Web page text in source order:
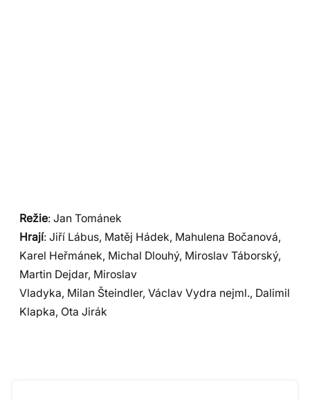
Režie: Jan Tománek
Hrají: Jiří Lábus, Matěj Hádek, Mahulena Bočanová,
Karel Heřmánek, Michal Dlouhý, Miroslav Táborský,
Martin Dejdar, Miroslav
Vladyka, Milan Šteindler, Václav Vydra nejml., Dalimil
Klapka, Ota Jirák